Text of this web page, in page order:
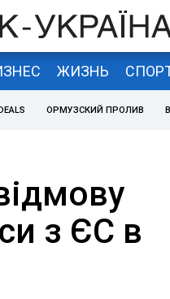
ЖИЗНЬ
ОРМУЗСКИЙ ПРОЛИВ
з ЄС в